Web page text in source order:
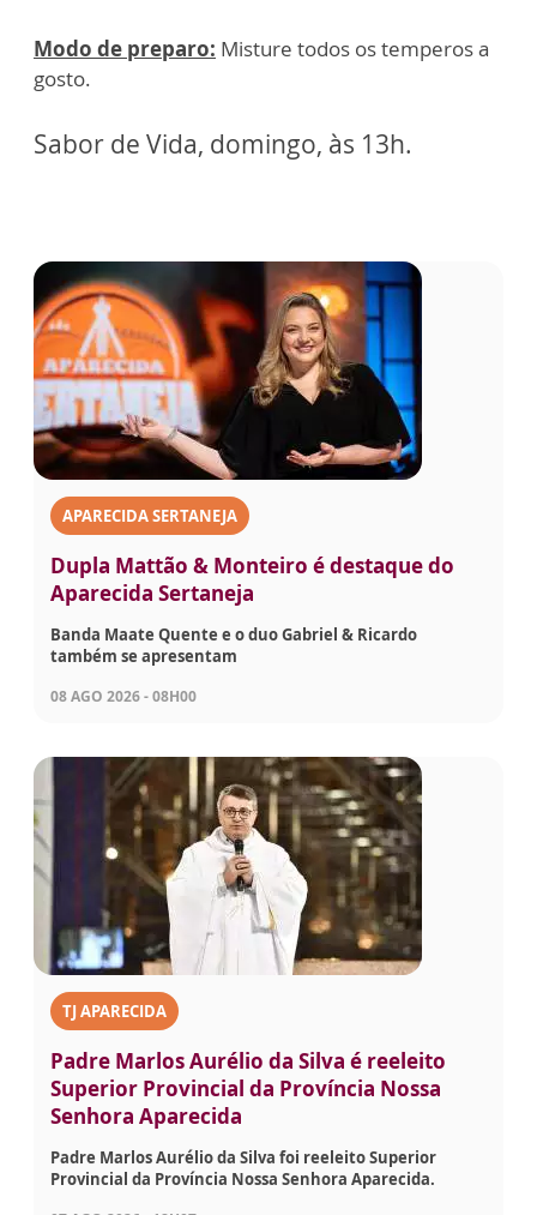
Modo de preparo: Misture todos os temperos a
gosto.
Sabor de Vida, domingo, às 13h.
APARECIDA SERTANEJA
Dupla Mattão & Monteiro é destaque do
Aparecida Sertaneja
Banda Maate Quente e o duo Gabriel & Ricardo
também se apresentam
08 AGO 2026 - 08H00
TJ APARECIDA
Padre Marlos Aurélio da Silva é reeleito
Superior Provincial da Província Nossa
Senhora Aparecida
Padre Marlos Aurélio da Silva foi reeleito Superior
Provincial da Província Nossa Senhora Aparecida.